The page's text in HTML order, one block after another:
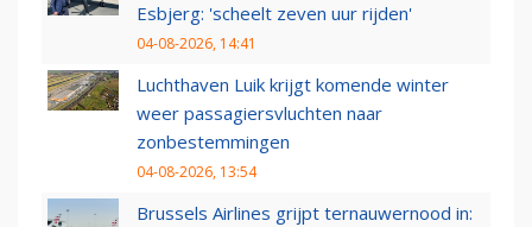
Esbjerg: 'scheelt zeven uur rijden'
04-08-2026, 14:41
Luchthaven Luik krijgt komende winter
weer passagiersvluchten naar
zonbestemmingen
04-08-2026, 13:54
Brussels Airlines grijpt ternauwernood in: